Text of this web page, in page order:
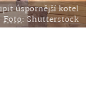
úspornější kotel
Foto: Shutterstock